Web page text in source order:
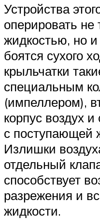
Устройства
оперировать не
жидкостью, но
боятся сухого
крыльчатки
специальным
(импеллером),
корпус воздух
с поступающей
Излишки
отдельный
способствует
разрежения и
жидкости.